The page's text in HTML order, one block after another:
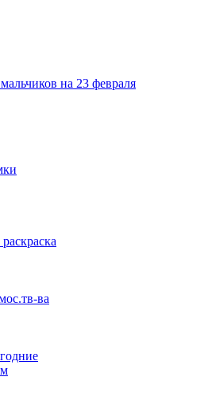
на 23 февраля
ва